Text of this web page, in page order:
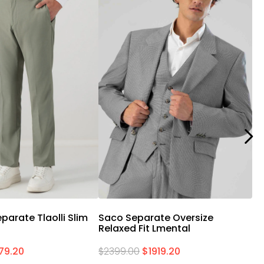
rápida
Tlaolli Slim
.20
Vista rápida
Saco Separate Oversize
Relaxed Fit Lmental
$2399.00 $1919.20